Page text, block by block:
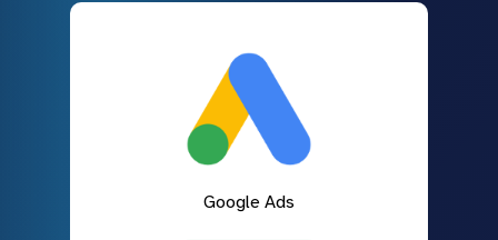
Google Ads